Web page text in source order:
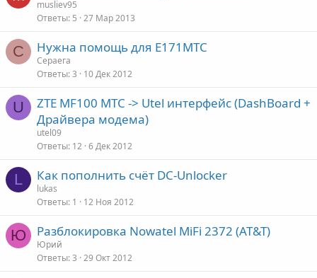
musliev95
Ответы 5 27 Мар 2013
С Нужна помощь для Е171МТС
Сераега
Ответы 3 10 Дек 2012
U
ZTE MF100 МТС -> Utel интерфейс (DashBoard +
Драйвера модема)
utel09
Ответы 12 6 Дек 2012
L Как пополнить счёт DC-Unlocker
lukas
Ответы 1 12 Ноя 2012
Ю Разблокировка Nowatel MiFi 2372 (AT&T)
Юрий
Ответы 3 29 Окт 2012